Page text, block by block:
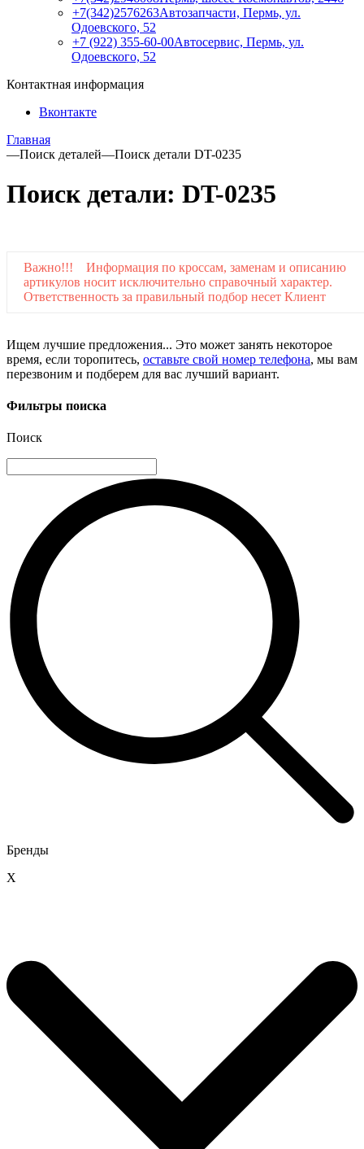
+7(342)2576263Автозапчасти, Пермь, ул.
Одоевского, 52
+7 (922) 355-60-00Автосервис, Пермь, ул.
Одоевского, 52
Контактная информация
Вконтакте
Главная
—Поиск деталей—Поиск детали DT-0235
Поиск детали: DT-0235
Важно!!! Информация по кроссам, заменам и описанию
артикулов носит исключительно справочный характер.
Ответственность за правильный подбор несет Клиент
Ищем лучшие предложения... Это может занять некоторое
время, если торопитесь, оставьте свой номер телефона, мы вам
перезвоним и подберем для вас лучший вариант.
Фильтры поиска
Поиск
Бренды
X